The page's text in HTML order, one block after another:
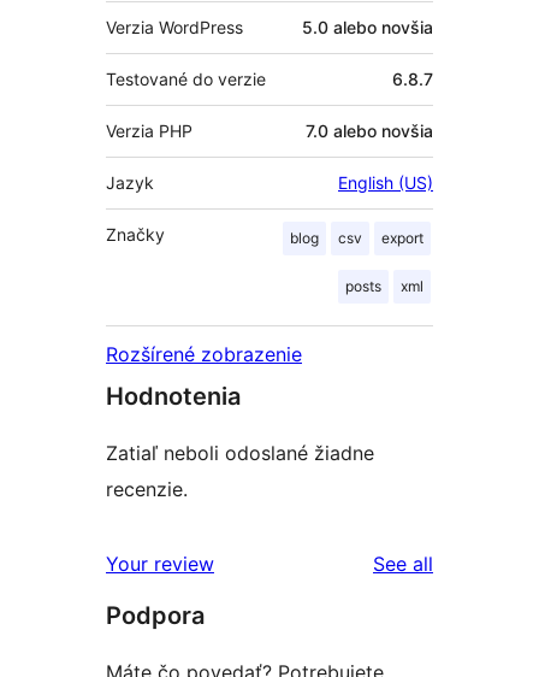
Verzia WordPress 5.0 alebo novšia
Testované do verzie 6.8.7
Verzia PHP 7.0 alebo novšia
Jazyk English (US)
Značky blog csv export
posts xml
Rozšírené zobrazenie
Hodnotenia
Zatiaľ neboli odoslané žiadne
recenzie.
Your review See all
Podpora